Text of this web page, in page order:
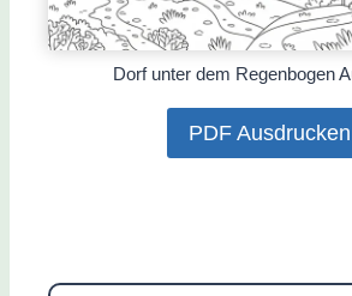
Dorf unter dem Regenbogen
PDF Ausdrucken